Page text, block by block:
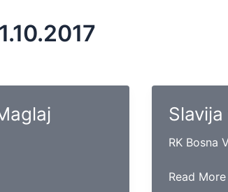
RK Bosna
Slavija
Read More